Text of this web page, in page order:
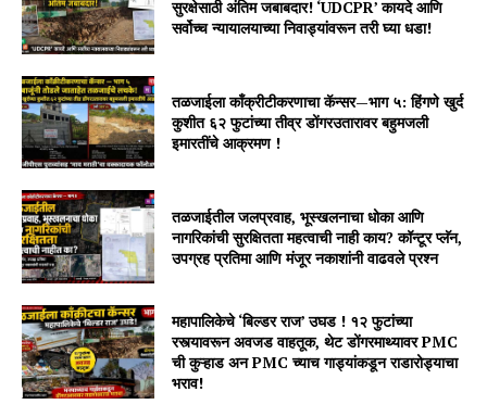
सुरक्षेसाठी अंतिम जबाबदार! ‘UDCPR’ कायदे आणि
सर्वोच्च न्यायालयाच्या निवाड्यांवरून तरी घ्या धडा!
तळजाईला काँक्रीटीकरणाचा कॅन्सर—भाग ५: हिंगणे खुर्द
कुशीत ६२ फुटांच्या तीव्र डोंगरउतारावर बहुमजली
इमारतींचे आक्रमण !
तळजाईतील जलप्रवाह, भूस्खलनाचा धोका आणि
नागरिकांची सुरक्षितता महत्वाची नाही काय? कॉन्टूर प्लॅन,
उपग्रह प्रतिमा आणि मंजूर नकाशांनी वाढवले प्रश्न
महापालिकेचे ‘बिल्डर राज’ उघड ! १२ फुटांच्या
रस्त्यावरून अवजड वाहतूक, थेट डोंगरमाथ्यावर PMC
ची कुऱ्हाड अन PMC च्याच गाड्यांकडून राडारोड्याचा
भराव!